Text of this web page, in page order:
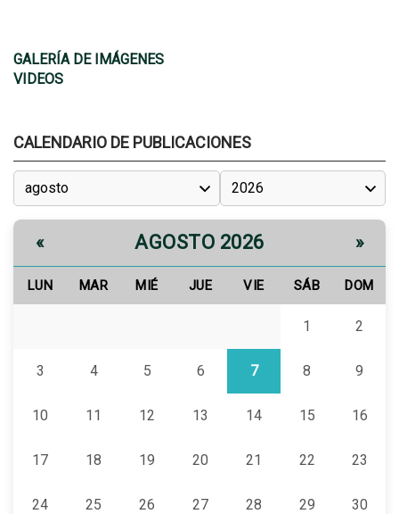
GALERÍA DE IMÁGENES
VIDEOS
CALENDARIO DE PUBLICACIONES
« AGOSTO 2026 »
LUN MAR MIÉ JUE VIE SÁB DOM
1 2
3 4 5 6 7 8 9
10 11 12 13 14 15 16
17 18 19 20 21 22 23
24 25 26 27 28 29 30